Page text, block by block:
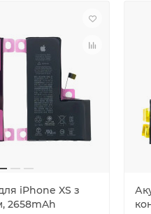
iPhone XS з
2658mAh